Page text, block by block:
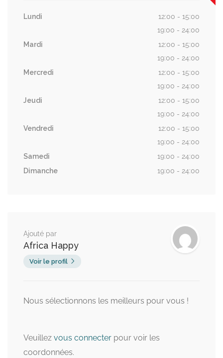
Lundi
12:00 - 15:00
19:00 - 24:00
Mardi
12:00 - 15:00
19:00 - 24:00
Mercredi
12:00 - 15:00
19:00 - 24:00
Jeudi
12:00 - 15:00
19:00 - 24:00
Vendredi
12:00 - 15:00
19:00 - 24:00
Samedi
19:00 - 24:00
Dimanche
19:00 - 24:00
Ajouté par
Africa Happy
Voir le profil
Nous sélectionnons les meilleurs pour vous !
Veuillez vous connecter pour voir les
coordonnées.